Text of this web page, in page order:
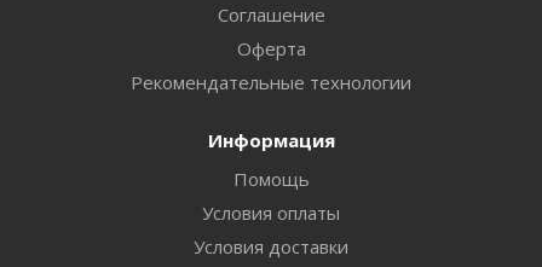
Соглашение
Оферта
Рекомендательные технологии
Информация
Помощь
Условия оплаты
Условия доставки